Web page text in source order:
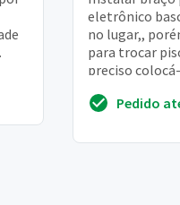
eletrônico
no lugar,,
para trocar
preciso
Pedido